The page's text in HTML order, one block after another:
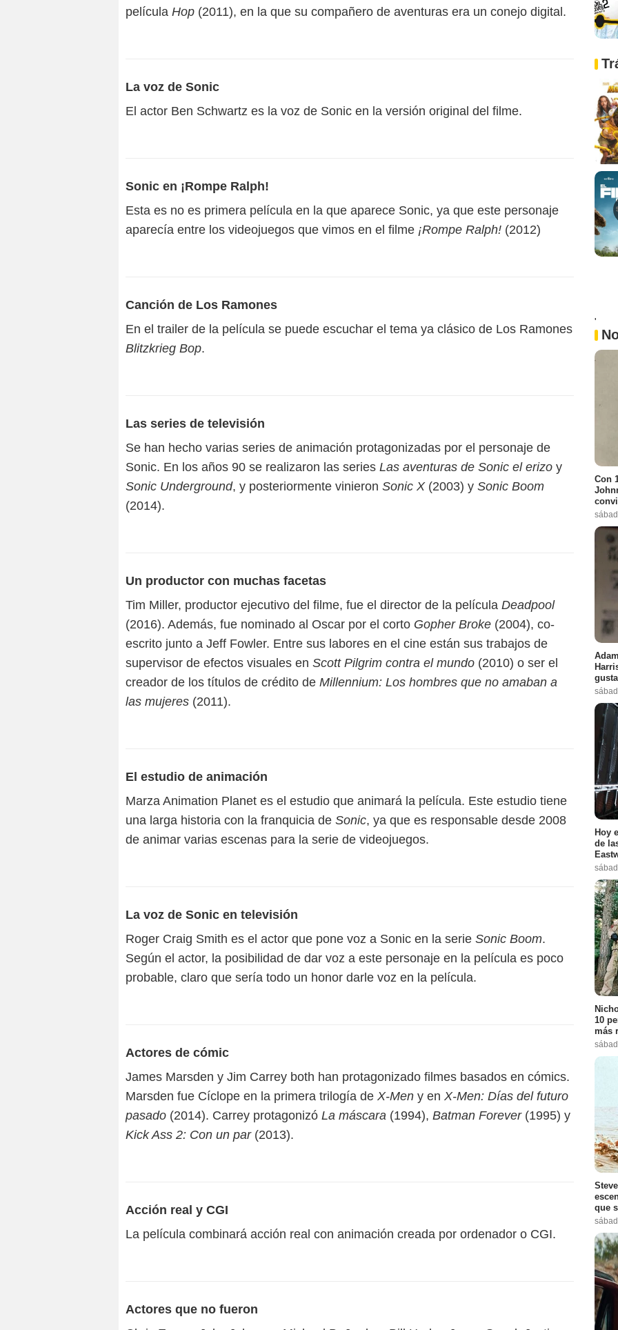
película Hop (2011), en la que su compañero de aventuras era un conejo digital.
La voz de Sonic
El actor Ben Schwartz es la voz de Sonic en la versión original del filme.
Sonic en ¡Rompe Ralph!
Esta es no es primera película en la que aparece Sonic, ya que este personaje
aparecía entre los videojuegos que vimos en el filme ¡Rompe Ralph! (2012)
Canción de Los Ramones
En el trailer de la película se puede escuchar el tema ya clásico de Los Ramones
Blitzkrieg Bop.
Las series de televisión
Se han hecho varias series de animación protagonizadas por el personaje de
Sonic. En los años 90 se realizaron las series Las aventuras de Sonic el erizo y
Sonic Underground, y posteriormente vinieron Sonic X(2003) y Sonic Boom
(2014).
Un productor con muchas facetas
Tim Miller, productor ejecutivo del filme, fue el director de la película Deadpool
(2016). Además, fue nominado al Oscar por el corto Gopher Broke (2004), co-
escrito junto a Jeff Fowler. Entre sus labores en el cine están sus trabajos de
supervisor de efectos visuales en Scott Pilgrim contra el mundo (2010) o ser el
creador de los títulos de crédito de Millennium: Los hombres que no amaban a
las mujeres (2011).
El estudio de animación
Marza Animation Planet es el estudio que animará la película. Este estudio tiene
una larga historia con la franquicia de Sonic, ya que es responsable desde 2008
de animar varias escenas para la serie de videojuegos.
La voz de Sonic en televisión
Roger Craig Smith es el actor que pone voz a Sonic en la serie Sonic Boom.
Según el actor, la posibilidad de dar voz a este personaje en la película es poco
probable, claro que sería todo un honor darle voz en la película.
Actores de cómic
James Marsden y Jim Carrey both han protagonizado filmes basados en cómics.
Marsden fue Cíclope en la primera trilogía de X-Men y en X-Men: Días del futuro
pasado (2014). Carrey protagonizó La máscara (1994), Batman Forever(1995) y
Kick Ass 2: Con un par(2013).
Acción real y CGI
La película combinará acción real con animación creada por ordenador o CGI.
Actores que no fueron
'
Con
Hoy
de
10
más
que